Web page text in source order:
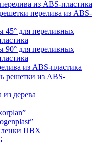
из ABS-пластика
перелива из ABS-
45° для переливных
90° для переливных
из ABS-пластика
решетки из ABS-
дерева
ПВХ